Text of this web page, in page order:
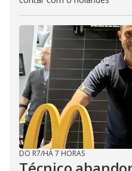
DO R7/HÁ 7 HORAS